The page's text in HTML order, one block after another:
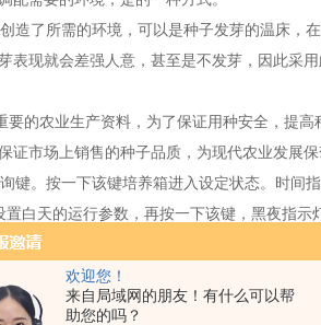
欢迎您！
来自局域网的朋友！有什么可以帮
助您的吗？
造了所需的环境，可以是种子发芽的温床
表现就会差强人意，甚至是不发芽，因此采
要的农业生产资料，为了保证用种安全，提
证市场上销售的种子品质，为现代农业发展保
键。按一下该键培养箱进入设定状态。时间
置白天的运行参数，再按一下该键，黑夜指示
态，培养箱即按设定的参数自动运行。
切换键，运行时有效，若目前为白天运行状
切换到白天运行状态。